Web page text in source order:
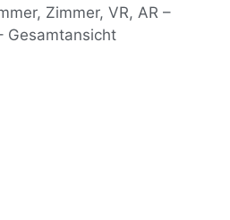
Zimmer, VR, AR –
Gesamtansicht